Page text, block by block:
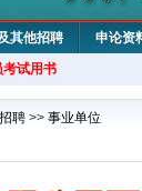
其他招聘 申论资
试用书
聘 >> 事业单位